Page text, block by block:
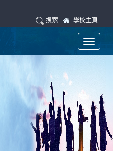
搜索
學校主頁
Toggle